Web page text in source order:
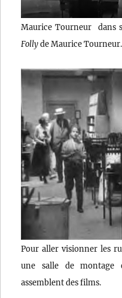
Maurice Tourneur dans
Follyde Maurice Tourneur.
Pour aller visionner les
une salle de montage
assemblent des films.